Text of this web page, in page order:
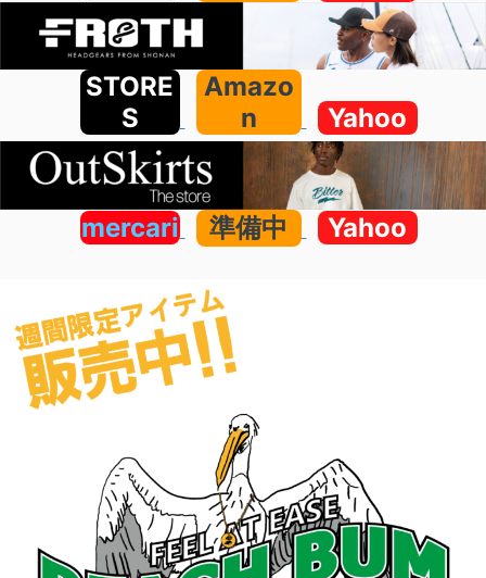
STORE
S
Amazo
n
Yahoo
mercari 準備中 Yahoo